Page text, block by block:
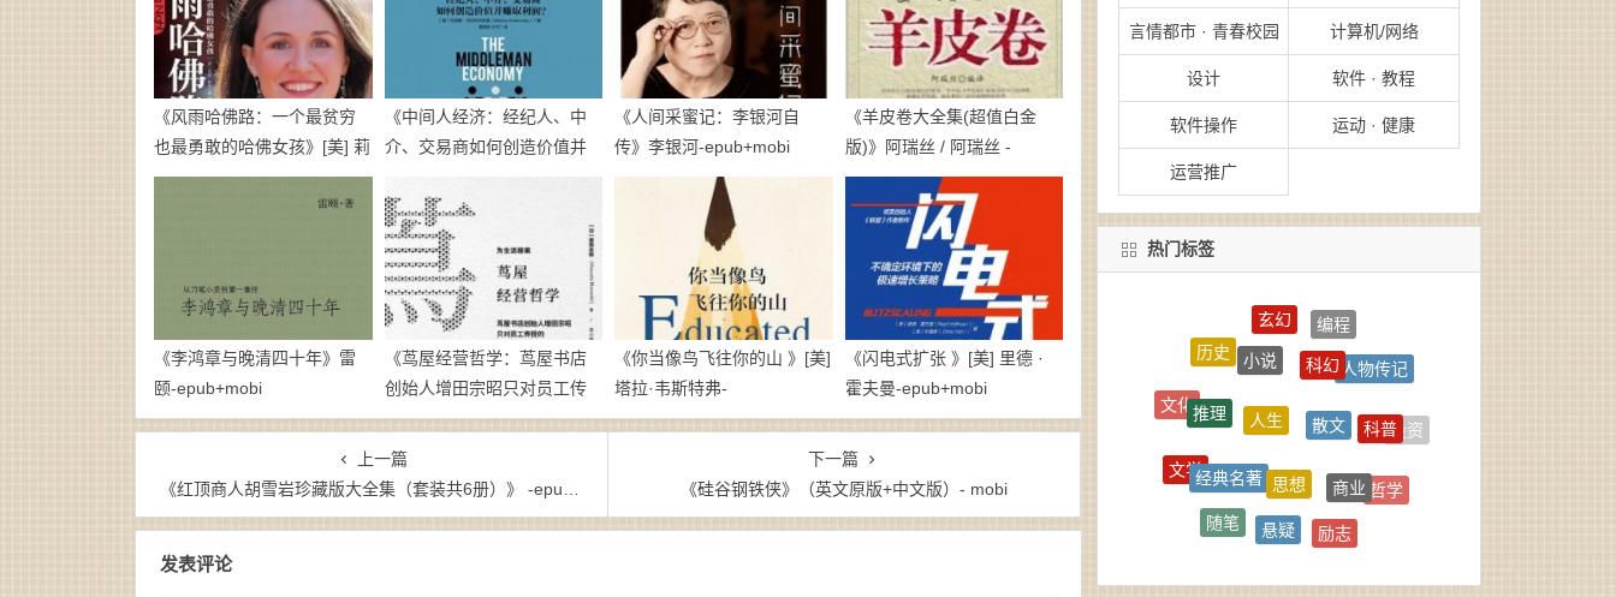
《风雨哈佛路：一个最贫穷
也最勇敢的哈佛女孩》[美] 莉
丝·默里-mobi
《中间人经济：经纪人、中
介、交易商如何创造价值并
夫斯基-epub+mobi+azw3
《人间采蜜记：李银河自
传》李银河-epub+mobi
《羊皮卷大全集(超值白金
版)》阿瑞丝 / 阿瑞丝 -
epub+mobi
《李鸿章与晚清四十年》雷
颐-epub+mobi
《茑屋经营哲学：茑屋书店
创始人增田宗昭只对员工传
授的商业思考》【日】增田
宗昭-epub
《你当像鸟飞往你的山 》[美]
塔拉·韦斯特弗-
epub+mobi+azw3
《闪电式扩张 》[美] 里德 ·
霍夫曼-epub+mobi
上一篇
《红顶商人胡雪岩珍藏版大全集（套装共6册）》 -epub+azw3
下一篇
《硅谷钢铁侠》（英文原版+中文版）- mobi
发表评论
言情都市 · 青春校园 计算机/网络
设计 软件 · 教程
软件操作 运动 · 健康
运营推广
热门标签
武侠 旅行
悬疑
随笔
人物
哲学
思想
文学
投资
散文
人生
文化
人物传记
科幻
小说
历史
编程
玄幻